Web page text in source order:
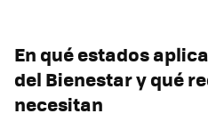
En qué estados
del Bienestar y qué
necesitan